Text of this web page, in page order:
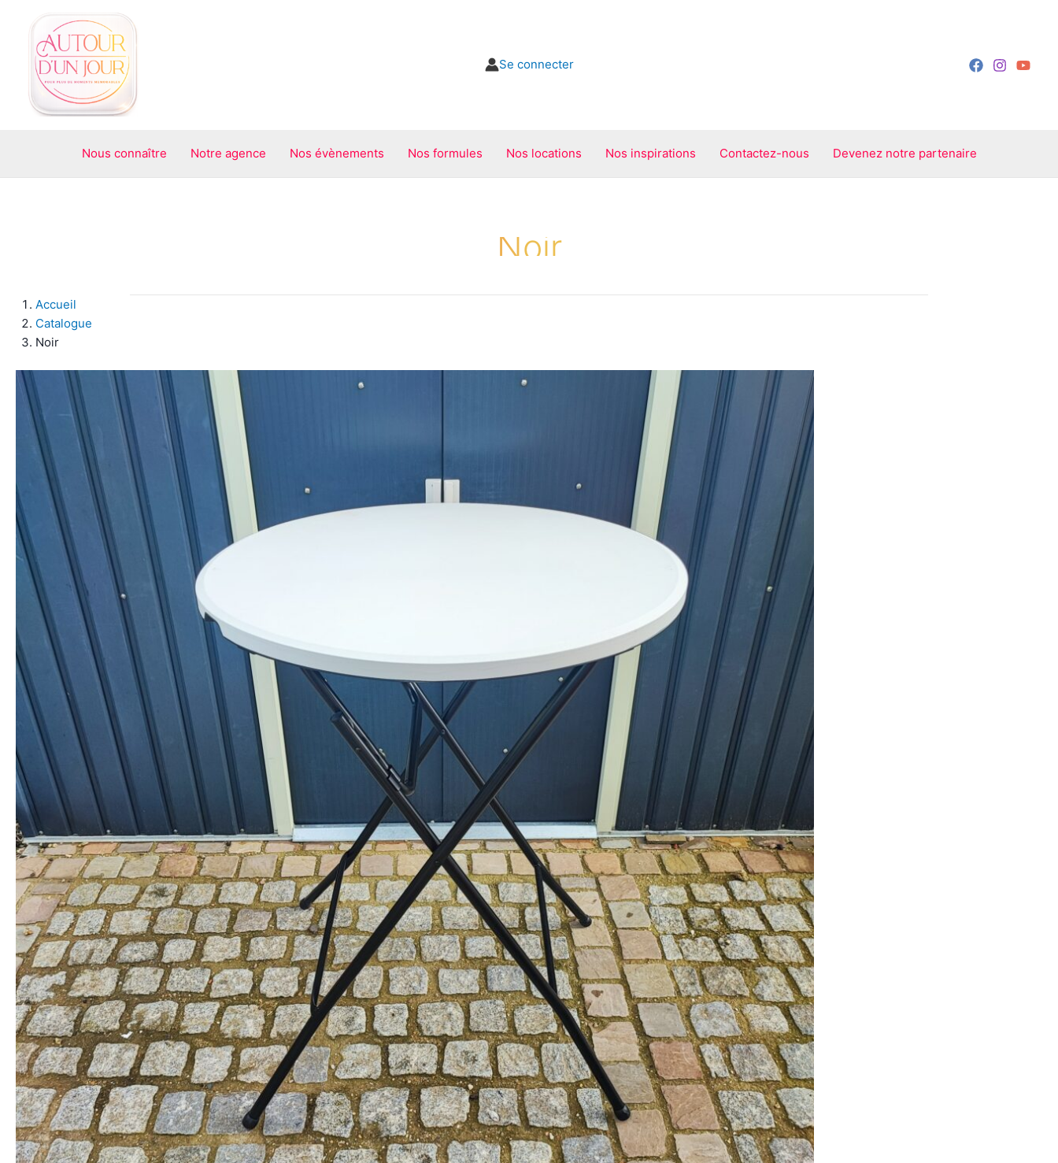
contenu
Se connecter
Nous connaître Notre agence Nos évènements Nos formules Nos locations Nos inspirations Contactez-nous Devenez notre partenaire
Noir
Accueil
Catalogue
Noir